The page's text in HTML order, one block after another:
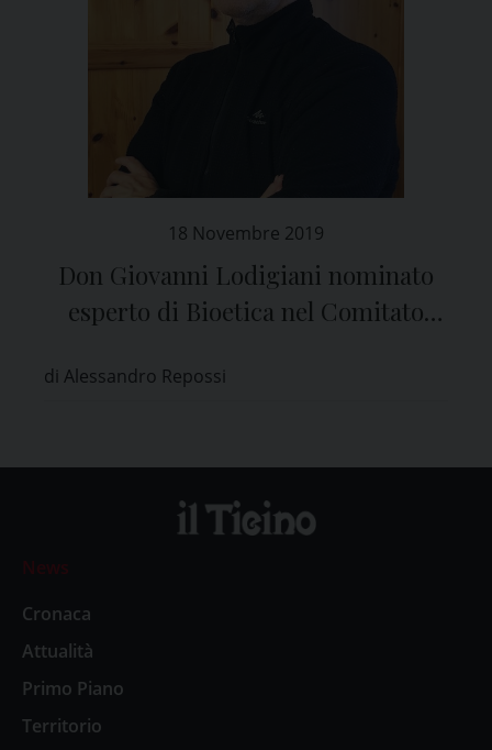
18 Novembre 2019
Don Giovanni Lodigiani nominato
esperto di Bioetica nel Comitato
di Alessandro Repossi
News
Cronaca
Attualità
Primo Piano
Territorio